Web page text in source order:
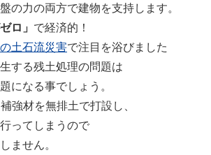
力の両方で建物を支持します。
ロ」 で経済的！
土石流災害で注目を浴びました
る残土処理の問題は
なる事でしょう。
材を無排土で打設し、
ってしまうので
せん。